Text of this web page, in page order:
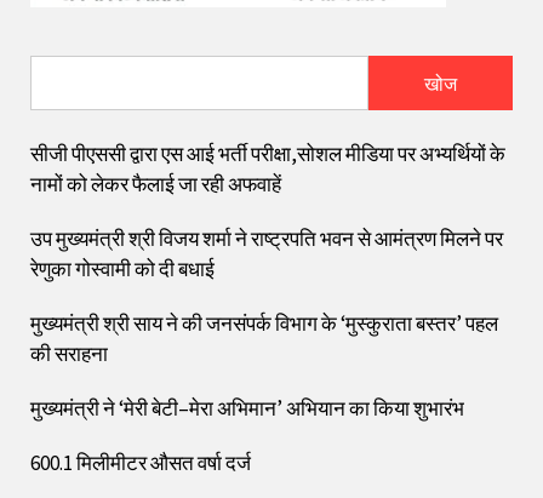
खोज
सीजी पीएससी द्वारा एस आई भर्ती परीक्षा,सोशल मीडिया पर अभ्यर्थियों के
नामों को लेकर फैलाई जा रही अफवाहें
उप मुख्यमंत्री श्री विजय शर्मा ने राष्ट्रपति भवन से आमंत्रण मिलने पर
रेणुका गोस्वामी को दी बधाई
मुख्यमंत्री श्री साय ने की जनसंपर्क विभाग के ‘मुस्कुराता बस्तर’ पहल
की सराहना
मुख्यमंत्री ने ‘मेरी बेटी–मेरा अभिमान’ अभियान का किया शुभारंभ
600.1 मिलीमीटर औसत वर्षा दर्ज